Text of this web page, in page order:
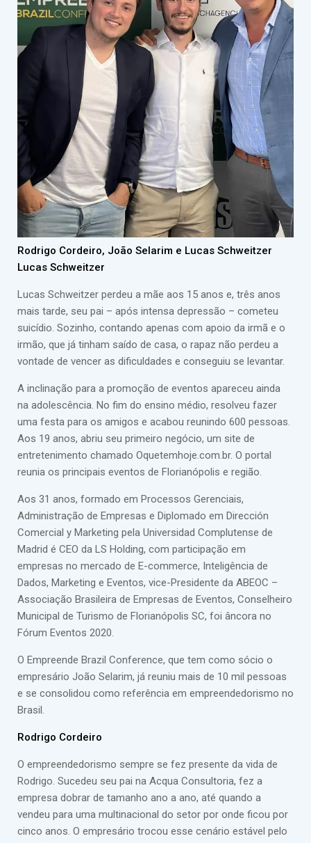
Rodrigo Cordeiro, João Selarim e Lucas Schweitzer
Lucas Schweitzer
Lucas Schweitzer perdeu a mãe aos 15 anos e, três anos
mais tarde, seu pai – após intensa depressão – cometeu
suicídio. Sozinho, contando apenas com apoio da irmã e o
irmão, que já tinham saído de casa, o rapaz não perdeu a
vontade de vencer as dificuldades e conseguiu se levantar.
A inclinação para a promoção de eventos apareceu ainda
na adolescência. No fim do ensino médio, resolveu fazer
uma festa para os amigos e acabou reunindo 600 pessoas.
Aos 19 anos, abriu seu primeiro negócio, um site de
entretenimento chamado Oquetemhoje.com.br. O portal
reunia os principais eventos de Florianópolis e região.
Aos 31 anos, formado em Processos Gerenciais,
Administração de Empresas e Diplomado em Dirección
Comercial y Marketing pela Universidad Complutense de
Madrid é CEO da LS Holding, com participação em
empresas no mercado de E-commerce, Inteligência de
Dados, Marketing e Eventos, vice-Presidente da ABEOC –
Associação Brasileira de Empresas de Eventos, Conselheiro
Municipal de Turismo de Florianópolis SC, foi âncora no
Fórum Eventos 2020.
O Empreende Brazil Conference, que tem como sócio o
empresário João Selarim, já reuniu mais de 10 mil pessoas
e se consolidou como referência em empreendedorismo no
Brasil.
Rodrigo Cordeiro
O empreendedorismo sempre se fez presente da vida de
Rodrigo. Sucedeu seu pai na Acqua Consultoria, fez a
empresa dobrar de tamanho ano a ano, até quando a
vendeu para uma multinacional do setor por onde ficou por
cinco anos. O empresário trocou esse cenário estável pelo